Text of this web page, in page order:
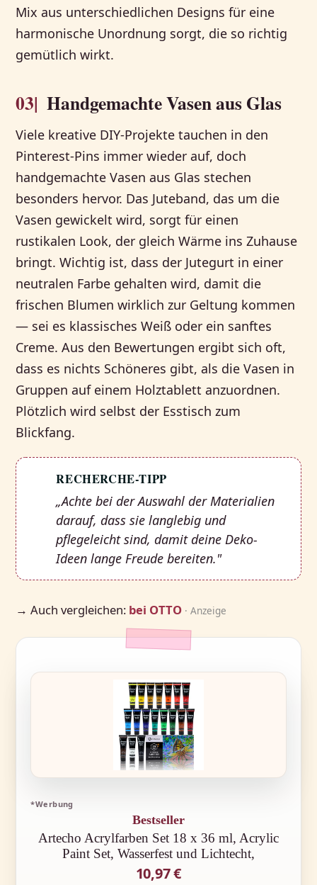
Mix aus unterschiedlichen Designs für eine
harmonische Unordnung sorgt, die so richtig
gemütlich wirkt.
03| Handgemachte Vasen aus Glas
Viele kreative DIY-Projekte tauchen in den
Pinterest-Pins immer wieder auf, doch
handgemachte Vasen aus Glas stechen
besonders hervor. Das Juteband, das um die
Vasen gewickelt wird, sorgt für einen
rustikalen Look, der gleich Wärme ins Zuhause
bringt. Wichtig ist, dass der Jutegurt in einer
neutralen Farbe gehalten wird, damit die
frischen Blumen wirklich zur Geltung kommen
— sei es klassisches Weiß oder ein sanftes
Creme. Aus den Bewertungen ergibt sich oft,
dass es nichts Schöneres gibt, als die Vasen in
Gruppen auf einem Holztablett anzuordnen.
Plötzlich wird selbst der Esstisch zum
Blickfang.
RECHERCHE-TIPP
„Achte bei der Auswahl der Materialien
darauf, dass sie langlebig und
pflegeleicht sind, damit deine Deko-
Ideen lange Freude bereiten."
→ Auch vergleichen: bei OTTO · Anzeige
*Werbung
Bestseller
Artecho Acrylfarben Set 18 x 36 ml, Acrylic
Paint Set, Wasserfest und Lichtecht,
10,97 €